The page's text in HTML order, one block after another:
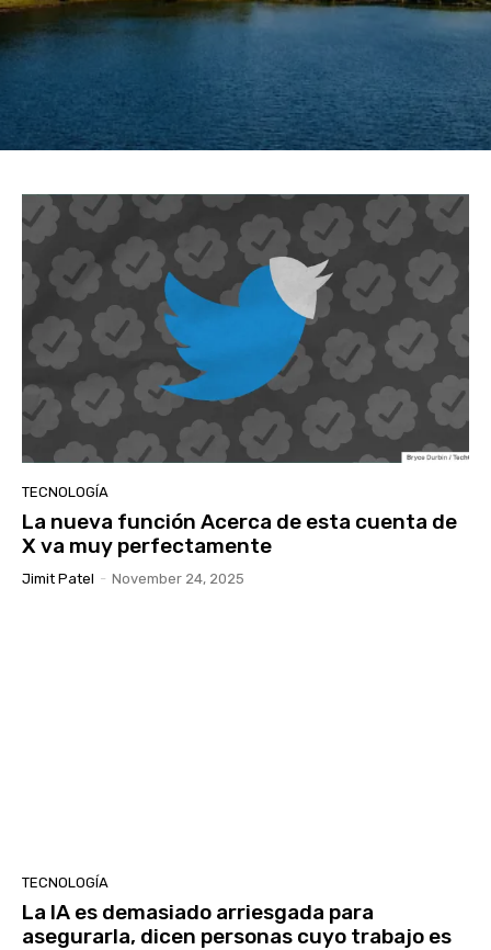
TECNOLOGÍA
La nueva función Acerca de esta cuenta de
X va muy perfectamente
Jimit Patel - November 24, 2025
TECNOLOGÍA
La IA es demasiado arriesgada para
asegurarla, dicen personas cuyo trabajo es